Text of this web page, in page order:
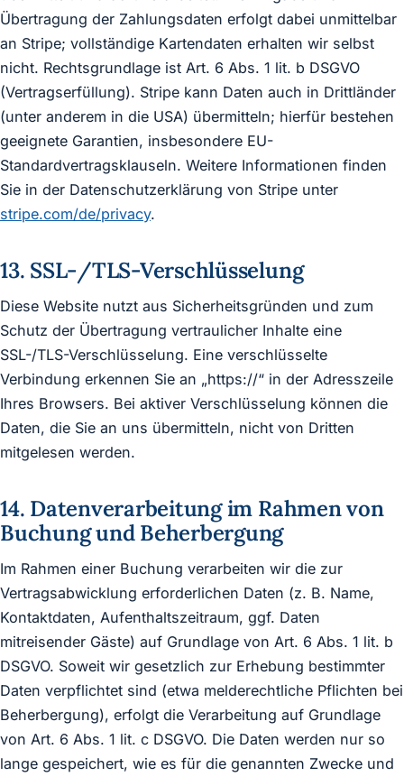
Übertragung der Zahlungsdaten erfolgt dabei unmittelbar
an Stripe; vollständige Kartendaten erhalten wir selbst
nicht. Rechtsgrundlage ist Art. 6 Abs. 1 lit. b DSGVO
(Vertragserfüllung). Stripe kann Daten auch in Drittländer
(unter anderem in die USA) übermitteln; hierfür bestehen
geeignete Garantien, insbesondere EU-
Standardvertragsklauseln. Weitere Informationen finden
Sie in der Datenschutzerklärung von Stripe unter
stripe.com/de/privacy.
13. SSL-/TLS-Verschlüsselung
Diese Website nutzt aus Sicherheitsgründen und zum
Schutz der Übertragung vertraulicher Inhalte eine
SSL-/TLS-Verschlüsselung. Eine verschlüsselte
Verbindung erkennen Sie an „https://“ in der Adresszeile
Ihres Browsers. Bei aktiver Verschlüsselung können die
Daten, die Sie an uns übermitteln, nicht von Dritten
mitgelesen werden.
14. Datenverarbeitung im Rahmen von
Buchung und Beherbergung
Im Rahmen einer Buchung verarbeiten wir die zur
Vertragsabwicklung erforderlichen Daten (z. B. Name,
Kontaktdaten, Aufenthaltszeitraum, ggf. Daten
mitreisender Gäste) auf Grundlage von Art. 6 Abs. 1 lit. b
DSGVO. Soweit wir gesetzlich zur Erhebung bestimmter
Daten verpflichtet sind (etwa melderechtliche Pflichten bei
Beherbergung), erfolgt die Verarbeitung auf Grundlage
von Art. 6 Abs. 1 lit. c DSGVO. Die Daten werden nur so
lange gespeichert, wie es für die genannten Zwecke und